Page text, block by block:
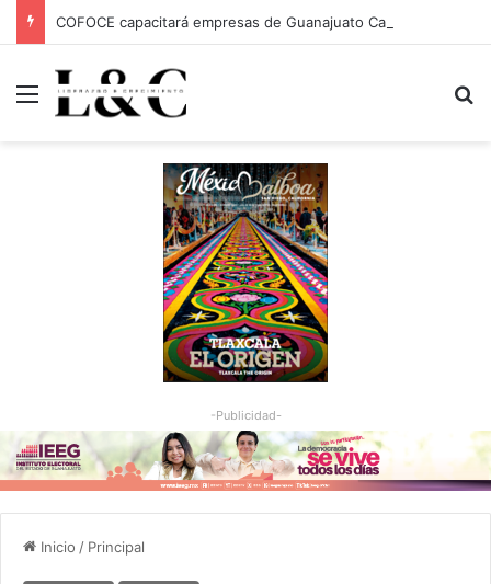
Menu
-Publicidad-
Inicio / Principal